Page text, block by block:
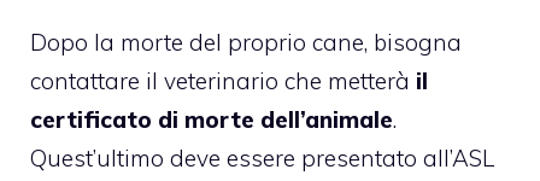
Dopo la morte del proprio cane, bisogna
contattare il veterinario che metterà il
certificato di morte dell’animale.
Quest’ultimo deve essere presentato all’ASL